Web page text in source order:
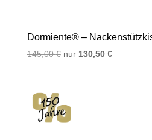
Dormiente® –
145,00€ Ursprünglicher
nur 130,50 €Aktueller